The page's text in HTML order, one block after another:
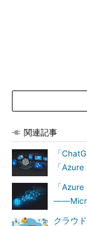
関連記事
「
「
「
クラウ